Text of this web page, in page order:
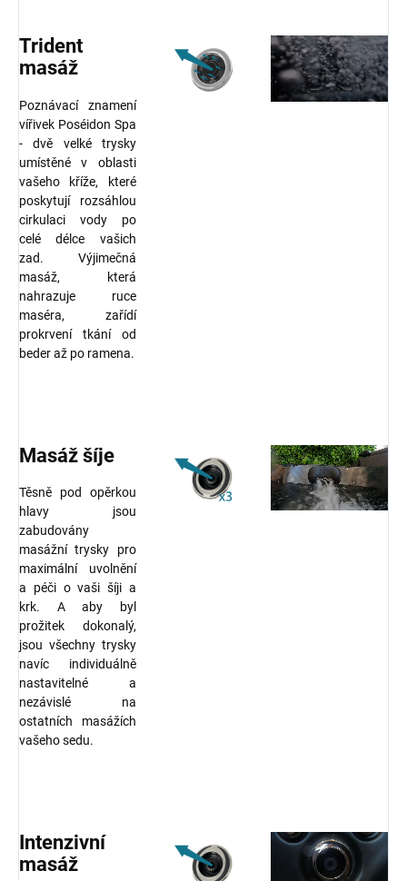
Trident
masáž
Poznávací znamení
vířivek Poséidon Spa
- dvě velké trysky
umístěné v oblasti
vašeho kříže, které
poskytují rozsáhlou
cirkulaci vody po
celé délce vašich
zad. Výjimečná
masáž, která
nahrazuje ruce
maséra, zařídí
prokrvení tkání od
beder až po ramena.
Masáž šíje
Těsně pod opěrkou
hlavy jsou
zabudovány
masážní trysky pro
maximální uvolnění
a péči o vaši šíji a
krk. A aby byl
prožitek dokonalý,
jsou všechny trysky
navíc individuálně
nastavitelné a
nezávislé na
ostatních masážích
vašeho sedu.
Intenzivní
masáž